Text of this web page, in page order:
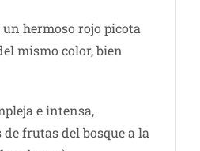
hermoso rojo picota
mismo color, bien
e intensa,
frutas del bosque a la